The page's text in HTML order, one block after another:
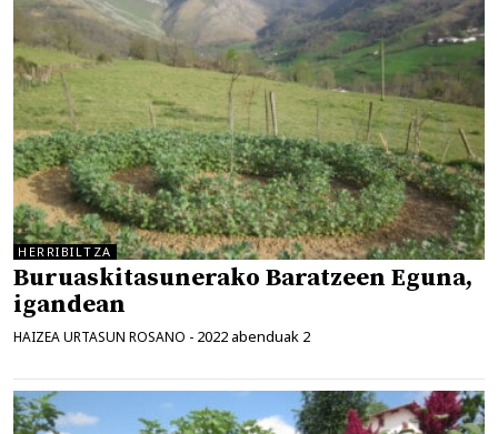
HERRIBILTZA
Buruaskitasunerako Baratzeen Eguna,
igandean
HAIZEA URTASUN ROSANO - 2022 abenduak 2